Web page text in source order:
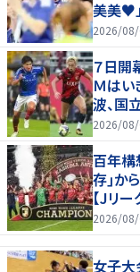
美美♥
2026/
７日開
Ｍはい
波、国
2026/
百年構
存｣か
【Jリ
2026/
女子